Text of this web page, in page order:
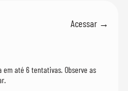
Acessar →
em até 6 tentativas. Observe as